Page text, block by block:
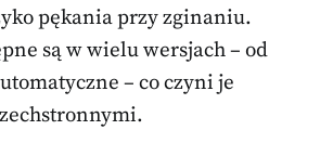
pękania przy zginaniu.
są w wielu wersjach – od
– co czyni je